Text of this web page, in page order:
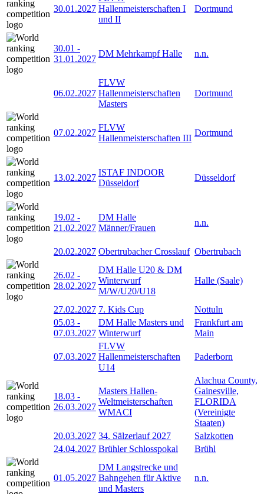
30.01.2027 Hallenmeisterschaften I
und II
Dortmund
30.01 -
31.01.2027
DM Mehrkampf Halle n.n.
06.02.2027
FLVW
Hallenmeisterschaften
Masters
Dortmund
07.02.2027
FLVW
Hallenmeisterschaften III
Dortmund
13.02.2027
ISTAF INDOOR
Düsseldorf
Düsseldorf
19.02 -
21.02.2027
DM Halle
Männer/Frauen
n.n.
20.02.2027 Obertrubacher Crosslauf Obertrubach
26.02 -
28.02.2027
DM Halle U20 & DM
Winterwurf
M/W/U20/U18
Halle (Saale)
27.02.2027 7. Kids Cup
Nottuln
05.03 -
07.03.2027
DM Halle Masters und
Winterwurf
Frankfurt am
Main
07.03.2027
FLVW
Hallenmeisterschaften
U14
Paderborn
18.03 -
26.03.2027
Masters Hallen-
Weltmeisterschaften
WMACI
Alachua County,
Gainesville,
FLORIDA
(Vereinigte
Staaten)
20.03.2027 34. Sälzerlauf 2027
Salzkotten
24.04.2027 Brühler Schlosspokal Brühl
01.05.2027
DM Langstrecke und
Bahngehen für Aktive
und Masters
n.n.